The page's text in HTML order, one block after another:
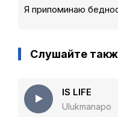
Я припоминаю
Слушайте
IS LIFE
Ulukmanapo